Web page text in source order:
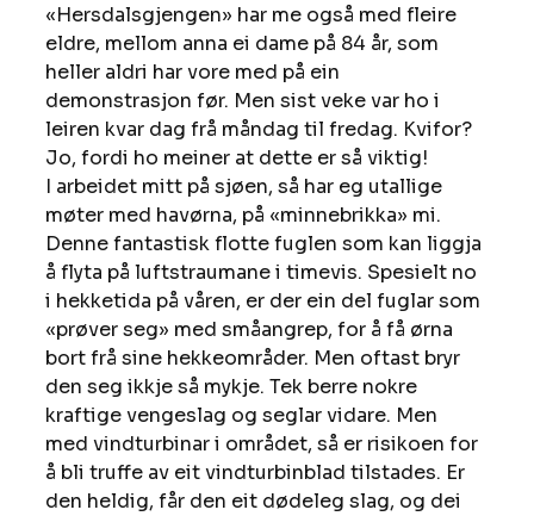
«Hersdalsgjengen» har me også med fleire
eldre, mellom anna ei dame på 84 år, som
heller aldri har vore med på ein
demonstrasjon før. Men sist veke var ho i
leiren kvar dag frå måndag til fredag. Kvifor?
Jo, fordi ho meiner at dette er så viktig!
I arbeidet mitt på sjøen, så har eg utallige
møter med havørna, på «minnebrikka» mi.
Denne fantastisk flotte fuglen som kan liggja
å flyta på luftstraumane i timevis. Spesielt no
i hekketida på våren, er der ein del fuglar som
«prøver seg» med småangrep, for å få ørna
bort frå sine hekkeområder. Men oftast bryr
den seg ikkje så mykje. Tek berre nokre
kraftige vengeslag og seglar vidare. Men
med vindturbinar i området, så er risikoen for
å bli truffe av eit vindturbinblad tilstades. Er
den heldig, får den eit dødeleg slag, og dei